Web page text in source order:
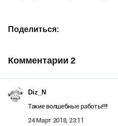
Поделиться
Комментарии 2
Diz_N
Такие волшебные работы!!!!
24 Март 2018, 23:11